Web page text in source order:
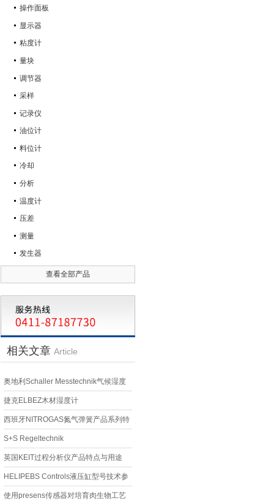
操作面板
显示器
粘度计
量块
调节器
采样
记录仪
油位计
料位计
冷却
分析
温度计
压差
测量
发生器
查看全部产品
相关文章 Article
奥地利Schaller Messtechnik气候湿度
计技术交流
捷克ELBEZ木材湿度计
西班牙NITROGAS氮气弹簧产品系列特
点与用途
S+S Regeltechnik
英国KEIT过程分析仪产品特点与用途
HELIPEBS Controls液压缸型号技术参
数及应用场景
使用presens传感器对培育肉生物工艺